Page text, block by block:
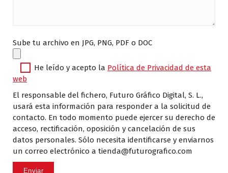
Sube tu archivo en JPG, PNG, PDF o DOC
He leído y acepto la Política de Privacidad de esta
web
El responsable del fichero, Futuro Gráfico Digital, S. L.,
usará esta información para responder a la solicitud de
contacto. En todo momento puede ejercer su derecho de
acceso, rectificación, oposición y cancelación de sus
datos personales. Sólo necesita identificarse y enviarnos
un correo electrónico a tienda@futurografico.com